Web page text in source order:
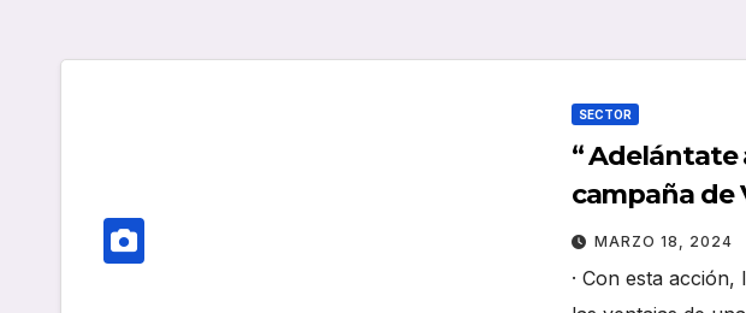
SECTOR
“ Adelántate
campaña de
flotas a
instalación
MARZO 18, 2024
· Con esta